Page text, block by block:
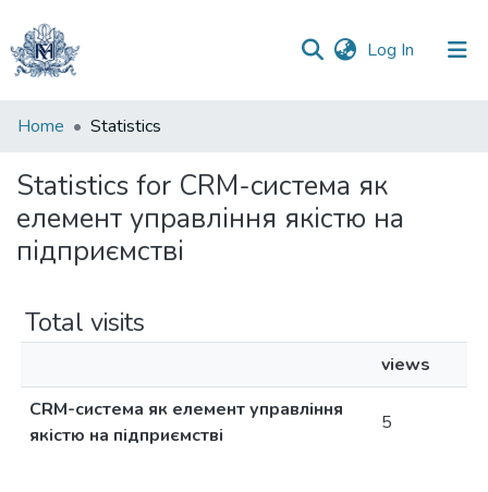
Log In (current)
Communities
Collections
All of DSpace
Home Statistics
Statistics for CRM-cистема як
елемент управління якістю на
підприємстві
Total visits
views
CRM-cистема як елемент управління
якістю на підприємстві
5